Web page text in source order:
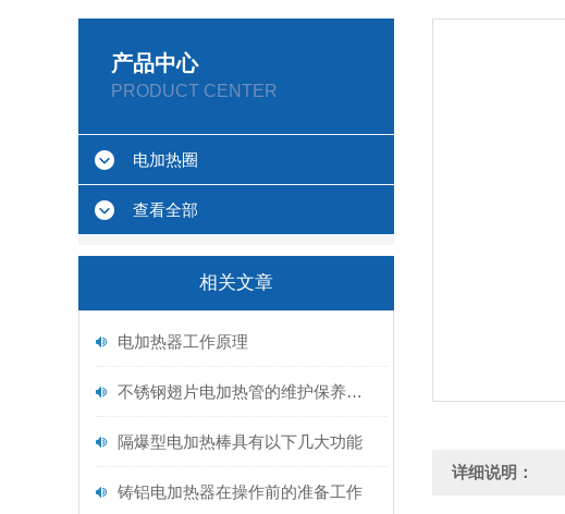
产品中心
PRODUCT CENTER
电加热圈
查看全部
相关文章
电加热器工作原理
不锈钢翅片电加热管的维护保养需从以下方面入手
隔爆型电加热棒具有以下几大功能
铸铝电加热器在操作前的准备工作
详细说明：